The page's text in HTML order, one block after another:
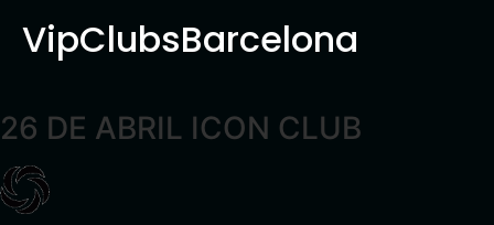
VipClubsBarcelona
26 DE ABRIL ICON CLUB